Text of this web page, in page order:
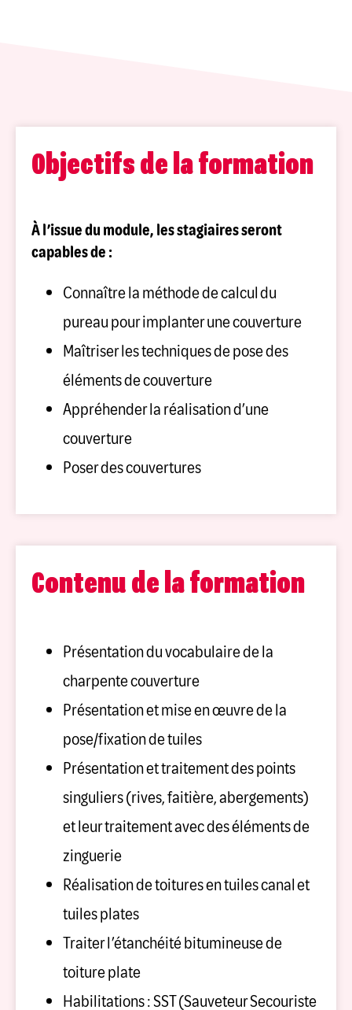
Objectifs de la formation
À l’issue du module, les stagiaires seront
capables de :
Connaître la méthode de calcul du
pureau pour implanter une couverture
Maîtriser les techniques de pose des
éléments de couverture
Appréhender la réalisation d’une
couverture
Poser des couvertures
Contenu de la formation
Présentation du vocabulaire de la
charpente couverture
Présentation et mise en œuvre de la
pose/fixation de tuiles
Présentation et traitement des points
singuliers (rives, faitière, abergements)
et leur traitement avec des éléments de
zinguerie
Réalisation de toitures en tuiles canal et
tuiles plates
Traiter l’étanchéité bitumineuse de
toiture plate
Habilitations : SST (Sauveteur Secouriste